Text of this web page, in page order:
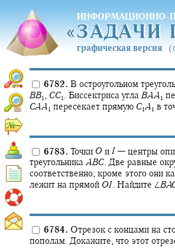
ИНФОРМАЦИОННО-
«ЗАДАЧИ
«ЗАДАЧИ
графическая версия
6782. В остроугольном
BB1 , CC1 . Биссектриса угла BAA 1
CAA 1 пересекает прямую C1A 1 в
6783. Точки O и I — центры
треугольника ABC. Две равные
соответственно; кроме этого они
лежит на прямой OI. Найдите ∠BA
6784. Отрезок с концами на
пополам. Докажите, что этот